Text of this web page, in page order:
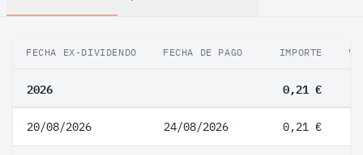
FECHA EX-DIVIDENDO FECHA DE PAGO IMPORTE
2026 0,21 €
20/08/2026 24/08/2026 0,21 €